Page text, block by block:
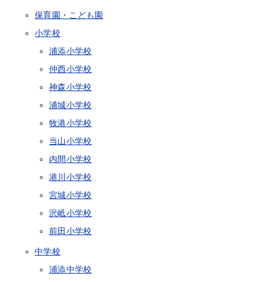
保育園・こども園
小学校
浦添小学校
仲西小学校
神森小学校
浦城小学校
牧港小学校
当山小学校
内間小学校
港川小学校
宮城小学校
沢岻小学校
前田小学校
中学校
浦添中学校